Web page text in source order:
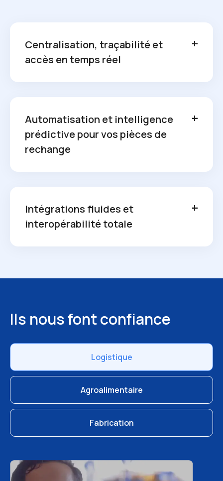
Centralisation, traçabilité et
accès en temps réel
Automatisation et intelligence
prédictive pour vos pièces de
rechange
Intégrations fluides et
interopérabilité totale
Ils nous font confiance
Logistique
Agroalimentaire
Fabrication